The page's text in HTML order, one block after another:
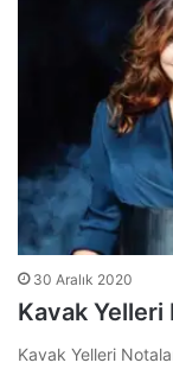
30 Aralık 2020
Kavak Yelleri
Kavak Yelleri